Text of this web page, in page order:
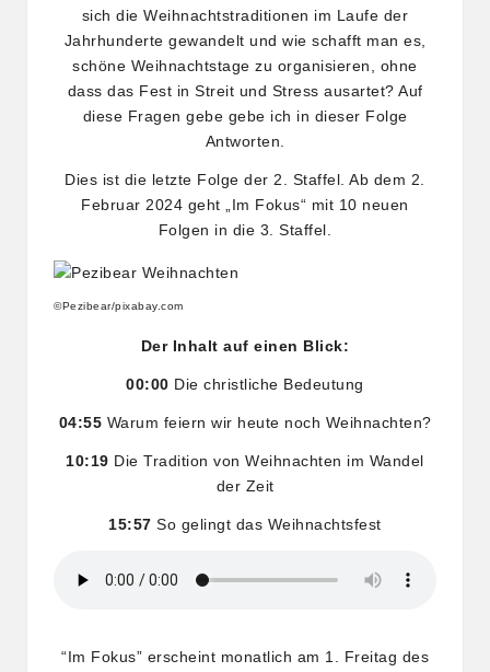
sich die Weihnachtstraditionen im Laufe der
Jahrhunderte gewandelt und wie schafft man es,
schöne Weihnachtstage zu organisieren, ohne
dass das Fest in Streit und Stress ausartet? Auf
diese Fragen gebe gebe ich in dieser Folge
Antworten.
Dies ist die letzte Folge der 2. Staffel. Ab dem 2.
Februar 2024 geht „Im Fokus“ mit 10 neuen
Folgen in die 3. Staffel.
©Pezibear/pixabay.com
Der Inhalt auf einen Blick:
00:00 Die christliche Bedeutung
04:55 Warum feiern wir heute noch Weihnachten?
10:19 Die Tradition von Weihnachten im Wandel
der Zeit
15:57 So gelingt das Weihnachtsfest
“Im Fokus” erscheint monatlich am 1. Freitag des